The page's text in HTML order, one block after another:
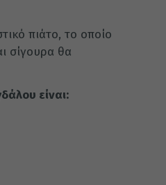
πιάτο, το οποίο
σίγουρα θα
είναι: